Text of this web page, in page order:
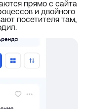
прямо с сайта
и двойного
посетителя там,